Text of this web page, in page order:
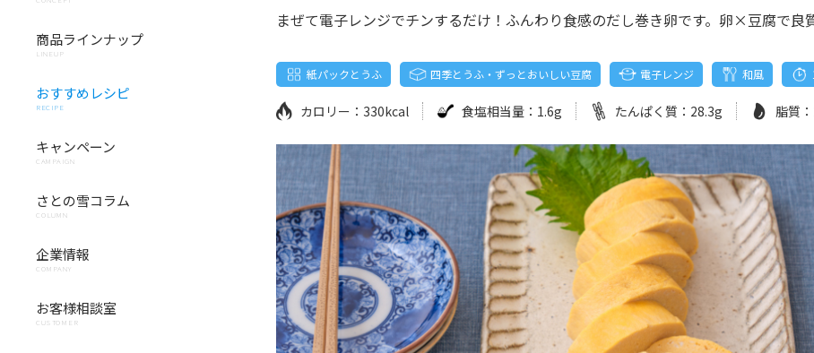
商品ラインナップ
LINEUP
おすすめレシピ
RECIPE
キャンペーン
CAMPAIGN
さとの雪コラム
COLUMN
企業情報
COMPANY
お客様相談室
CUSTOMER
まぜて電子レンジでチンするだけ！ふんわり食感のだし巻き卵です。卵×豆腐で良
紙パックとうふ 四季とうふ・ずっとおいしい豆腐 電子レンジ 和風
カロリー： 330kcal 食塩相当量： 1.6g たんぱく質： 28.3g 脂質：